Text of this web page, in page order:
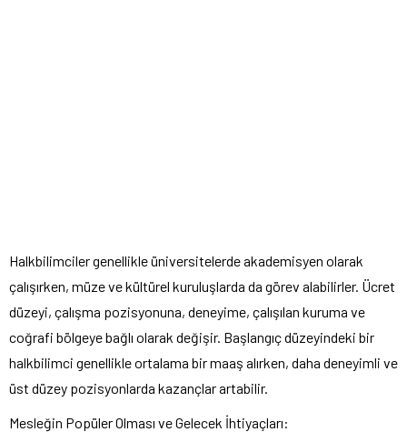
Halkbilimciler genellikle üniversitelerde akademisyen olarak
çalışırken, müze ve kültürel kuruluşlarda da görev alabilirler. Ücret
düzeyi, çalışma pozisyonuna, deneyime, çalışılan kuruma ve
coğrafi bölgeye bağlı olarak değişir. Başlangıç ​​düzeyindeki bir
halkbilimci genellikle ortalama bir maaş alırken, daha deneyimli ve
üst düzey pozisyonlarda kazançlar artabilir.
Mesleğin Popüler Olması ve Gelecek İhtiyaçları: